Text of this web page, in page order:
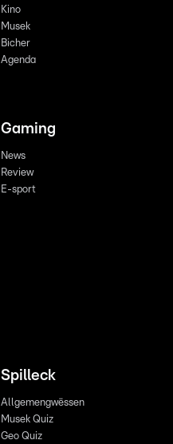
Kino
Musek
Bicher
Agenda
Gaming
News
Review
E-sport
Spilleck
Allgemengwëssen
Musek Quiz
Geo Quiz